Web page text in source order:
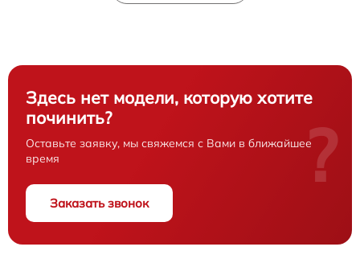
Здесь нет модели, которую хотите
починить?
Оставьте заявку, мы свяжемся с Вами в ближайшее
время
Заказать звонок
?